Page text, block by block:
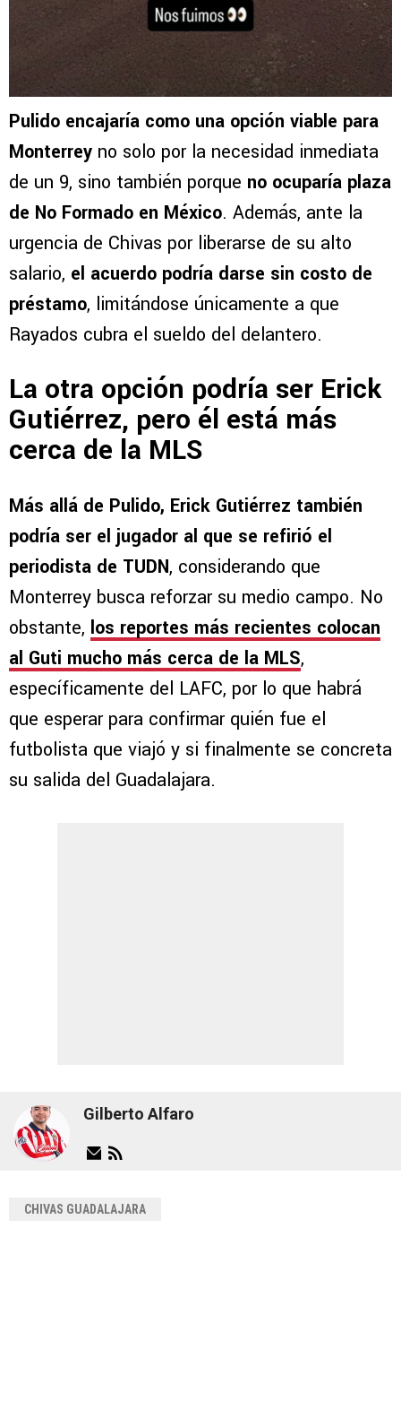
Pulido encajaría como una opción viable para
Monterrey no solo por la necesidad inmediata
de un 9, sino también porque no ocuparía plaza
de No Formado en México. Además, ante la
urgencia de Chivas por liberarse de su alto
salario, el acuerdo podría darse sin costo de
préstamo, limitándose únicamente a que
Rayados cubra el sueldo del delantero.
La otra opción podría ser Erick
Gutiérrez, pero él está más
cerca de la MLS
Más allá de Pulido, Erick Gutiérrez también
podría ser el jugador al que se refirió el
periodista de TUDN, considerando que
Monterrey busca reforzar su medio campo. No
obstante, los reportes más recientes colocan
al Guti mucho más cerca de la MLS,
específicamente del LAFC, por lo que habrá
que esperar para confirmar quién fue el
futbolista que viajó y si finalmente se concreta
su salida del Guadalajara.
Gilberto Alfaro
CHIVAS GUADALAJARA